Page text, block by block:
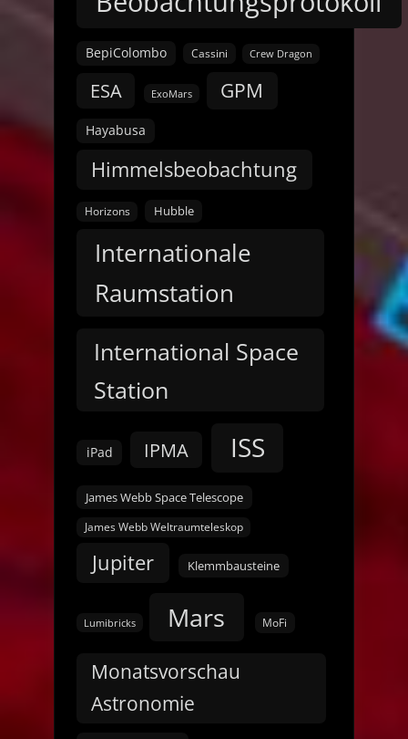
BepiColombo Cassini Crew Dragon
ESA ExoMars GPM
Hayabusa
Himmelsbeobachtung
Horizons Hubble
Internationale
Raumstation
International Space
Station
iPad IPMA ISS
James Webb Space Telescope
James Webb Weltraumteleskop
Jupiter Klemmbausteine
Lumibricks Mars MoFi
Monatsvorschau
Astronomie